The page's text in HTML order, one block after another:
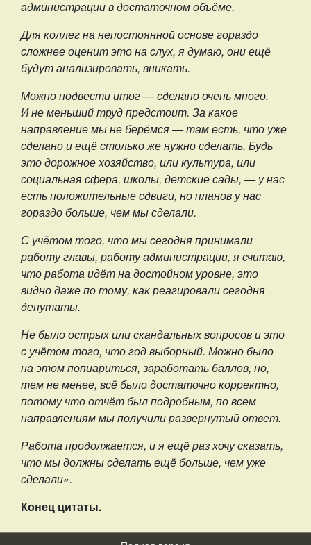
администрации в достаточном объёме.
Для коллег на непостоянной основе гораздо
сложнее оценит это на слух, я думаю, они ещё
будут анализировать, вникать.
Можно подвести итог — сделано очень много.
И не меньший труд предстоит. За какое
направление мы не берёмся — там есть, что уже
сделано и ещё столько же нужно сделать. Будь
это дорожное хозяйство, или культура, или
социальная сфера, школы, детские сады, — у нас
есть положительные сдвиги, но планов у нас
гораздо больше, чем мы сделали.
С учётом того, что мы сегодня принимали
работу главы, работу администрации, я считаю,
что работа идёт на достойном уровне, это
видно даже по тому, как реагировали сегодня
депутаты.
Не было острых или скандальных вопросов и это
с учётом того, что год выборный. Можно было
на этом попиариться, заработать баллов, но,
тем не менее, всё было достаточно корректно,
потому что отчёт был подробным, по всем
направлениям мы получили развернутый ответ.
Работа продолжается, и я ещё раз хочу сказать,
что мы должны сделать ещё больше, чем уже
сделали».
Конец цитаты.